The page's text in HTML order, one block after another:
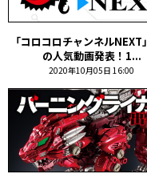
「コロコロチャンネルNEXT
の人気動画発表！1...
2020年10月05日 16:00